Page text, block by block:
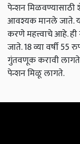
पेन्शन
आवश्यक मानले जाते.
करणे महत्त्वाचे आहे.
जाते. 18 व्या वर्षी
गुंतवणूक करावी
पेन्शन मिळू लागते.